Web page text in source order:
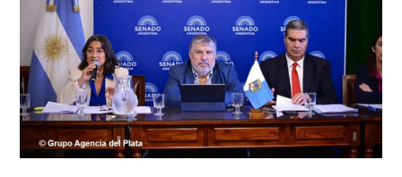
UCA,
No
Están
Reflejando
La
Realidad
De
La
Crisis
Que
Es
Más